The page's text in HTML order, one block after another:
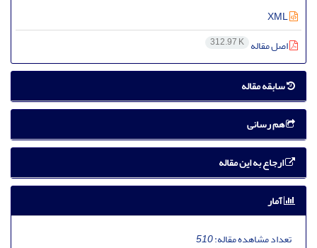
اصل مقاله 312.97 K
سابقه مقاله
هم رسانی
ارجاع به این مقاله
آمار
تعداد مشاهده مقاله:510